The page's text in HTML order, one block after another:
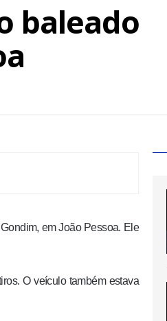
baleado
em João Pessoa. Ele
O veículo também estava